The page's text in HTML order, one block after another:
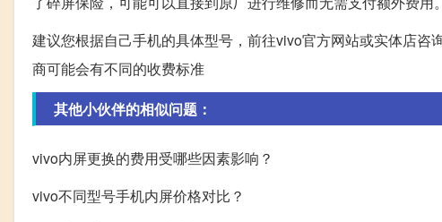
建议您根据自己手机的具体型号，前往vivo官方网站或实体店
商可能会有不同的收费标准
其他小伙伴的相似问题：
vivo内屏更换的费用受哪些因素影响？
vivo不同型号手机内屏价格对比？